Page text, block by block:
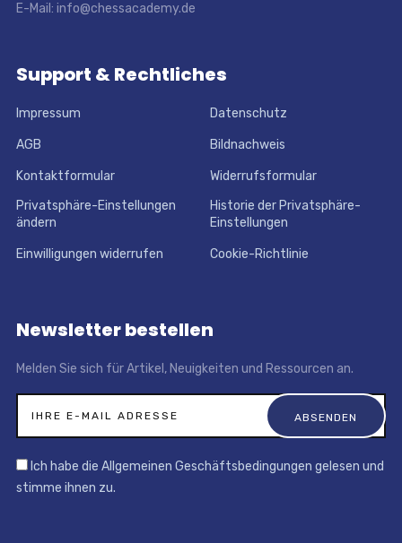
E-Mail: info@chessacademy.de
Support & Rechtliches
Impressum Datenschutz
AGB Bildnachweis
Kontaktformular
Widerrufsformular
Privatsphäre-Einstellungen
ändern
Historie der Privatsphäre-
Einstellungen
Einwilligungen widerrufen Cookie-Richtlinie
Newsletter bestellen
Melden Sie sich für Artikel, Neuigkeiten und Ressourcen an.
Ich habe die Allgemeinen Geschäftsbedingungen gelesen und
stimme ihnen zu.